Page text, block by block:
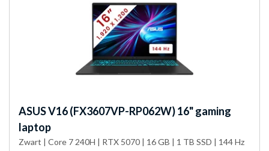
ASUSV16 (FX3607VP-RP062W) 16" gaming
laptop
Zwart | Core 7 240H | RTX 5070 | 16 GB | 1 TB SSD | 144 Hz